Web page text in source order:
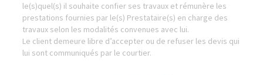
le(s)quel(s) il souhaite confier ses travaux et rémunère les
prestations fournies par le(s) Prestataire(s) en charge des
travaux selon les modalités convenues avec lui.
Le client demeure libre d’accepter ou de refuser les devis qui
lui sont communiqués par le courtier.